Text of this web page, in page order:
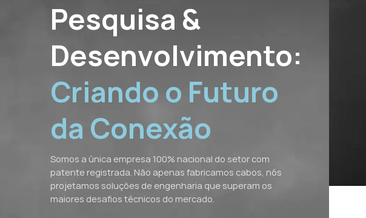
Pesquisa &
Desenvolvimento:
Criando o Futuro
da Conexão
Somos a única empresa 100% nacional do setor com
patente registrada. Não apenas fabricamos cabos, nós
projetamos soluções de engenharia que superam os
maiores desafios técnicos do mercado.